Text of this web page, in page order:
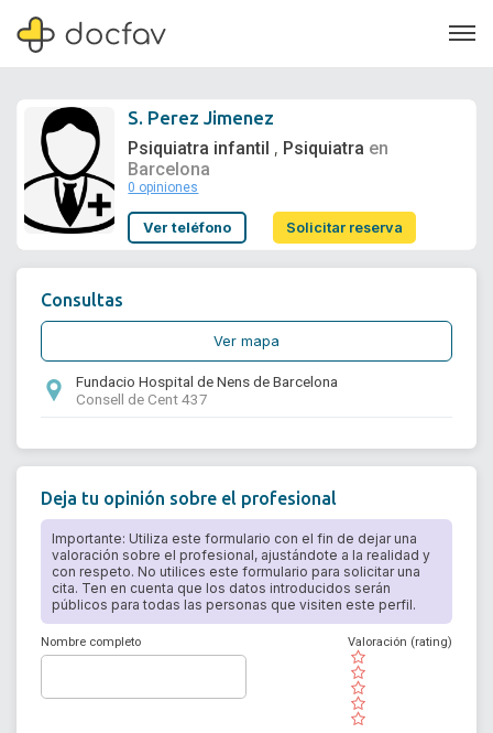
Quiénes somos
S. Perez Jimenez
Psiquiatra infantil , Psiquiatra en
Barcelona
0 opiniones
Ver teléfono Solicitar reserva
Consultas
Ver mapa
Fundacio Hospital de Nens de Barcelona
Consell de Cent 437
Deja tu opinión sobre el profesional
Importante: Utiliza este formulario con el fin de dejar una
valoración sobre el profesional, ajustándote a la realidad y
con respeto. No utilices este formulario para solicitar una
cita. Ten en cuenta que los datos introducidos serán
públicos para todas las personas que visiten este perfil.
Nombre completo
( )
( )
( )
( )
( )
Valoración (rating)